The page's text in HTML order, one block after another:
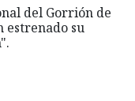
del Gorrión de
estrenado su